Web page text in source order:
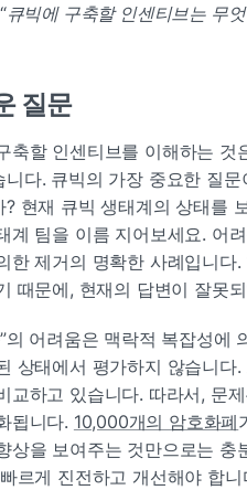
큐빅에 구축할 인센티브는 무
질문
축할 인센티브를 이해하는
니다. 큐빅의 가장 중요한 질
? 현재 큐빅 생태계의 상태를
계 팀을 이름 지어보세요. 어
한 제거의 명확한 사례입니
때문에, 현재의 답변이 잘못
”의 어려움은 맥락적 복잡성에
상태에서 평가하지 않습니
교하고 있습니다. 따라서, 문
됩니다. 10,000개의 암호화폐
상을 보여주는 것만으로는
르게 진전하고 개선해야 합